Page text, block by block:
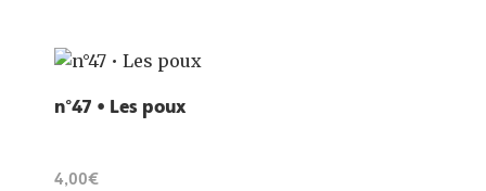
n°47 • Les poux
4,00€